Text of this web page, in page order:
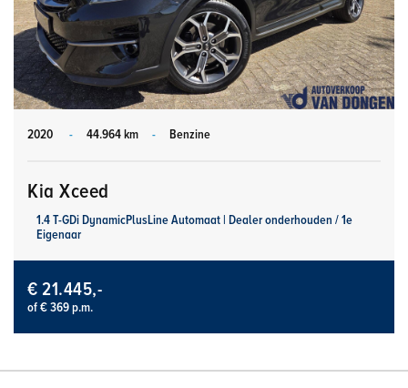
2020 - 44.964 km - Benzine
Kia Xceed
1.4 T-GDi DynamicPlusLine Automaat | Dealer onderhouden / 1e
Eigenaar
€ 21.445,-
of € 369 p.m.